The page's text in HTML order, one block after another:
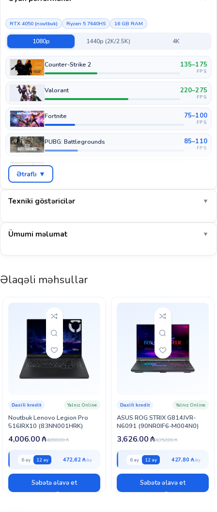
RTX 4050 (noutbuk) Ryzen 5 7640HS 16 GB RAM
1080p 1440p (2K/2.5K) 4K
Counter-Strike 2 135–175
FPS
Valorant 220–275
FPS
Fortnite 75–100
FPS
PUBG: Battlegrounds 85–110
FPS
GTA V
FPS
1080p-də AAA oyunlar yüksək/orta qarışıq ayarlarda ~66 FPS ilə
axıcı işləyir. E-idman oyunlarında 140+ FPS.
Göstərilən dəyərlər müstəqil benchmark nəticələrinin ortalamasına əsaslanan təxmini
aralıqlardır (yüksək ayarlar, DLSS/FSR olmadan). Real nəticə sistem konfiqurasiyası,
sürücü versiyası və oyunun özündən asılı olaraq dəyişə bilər. Noutbuk qrafik kartlarının
gücü modeldən (TGP) asılı olaraq fərqlənir.
Ətraflı ▼
Texniki göstəricilər ▼
Ümumi məlumat ▼
Əlaqəli məhsullar
Noutbuk Lenovo Legion Pro
516IRX10 (83NN001HRK)
Daxili kredit Yalnız Online
4,808.00₼
4,006.00₼
6 ay 12 ay 472,62 ₼
Səbətə əlavə et
ASUS ROG STRIX G814JVR-
N6091 (90NR0IF6-M004N0)
Daxili kredit Yalnız Online
4,352.00₼
3,626.00₼
6 ay 12 ay 427,80 ₼
Səbətə əlavə et